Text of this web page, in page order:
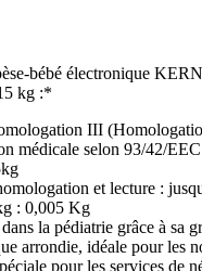
bébé électronique
kg :*
III
médicale selon 93/42/EEC
et lecture :
: 0,005 Kg
la pédiatrie grâce à sa
arrondie, idéale pour les
pour les services de